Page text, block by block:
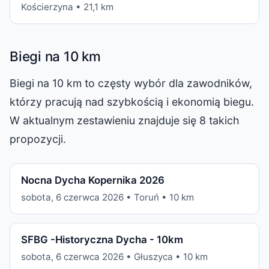
Kościerzyna • 21,1 km
Biegi na 10 km
Biegi na 10 km to częsty wybór dla zawodników,
którzy pracują nad szybkością i ekonomią biegu.
W aktualnym zestawieniu znajduje się 8 takich
propozycji.
Nocna Dycha Kopernika 2026
sobota, 6 czerwca 2026 • Toruń • 10 km
SFBG -Historyczna Dycha - 10km
sobota, 6 czerwca 2026 • Głuszyca • 10 km